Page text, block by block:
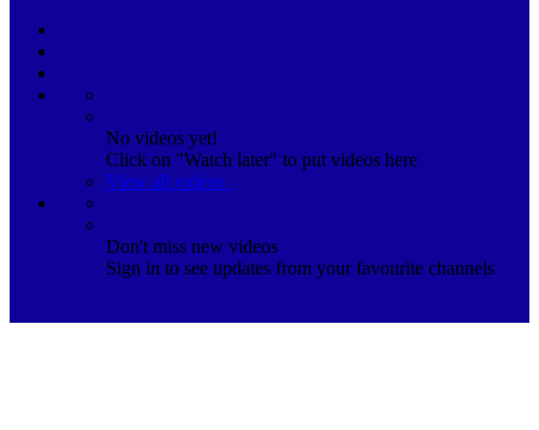
No videos yet!
Click on "Watch later" to put videos here
View all videos
Don't miss new videos
Sign in to see updates from your favourite channels